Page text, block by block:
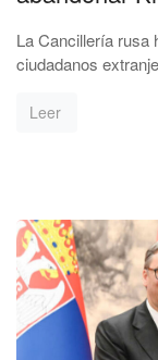
La Cancillería rusa
ciudadanos
Leer